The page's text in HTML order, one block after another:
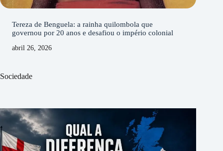
Tereza de Benguela: a rainha quilombola que
governou por 20 anos e desafiou o império colonial
abril 26, 2026
Sociedade